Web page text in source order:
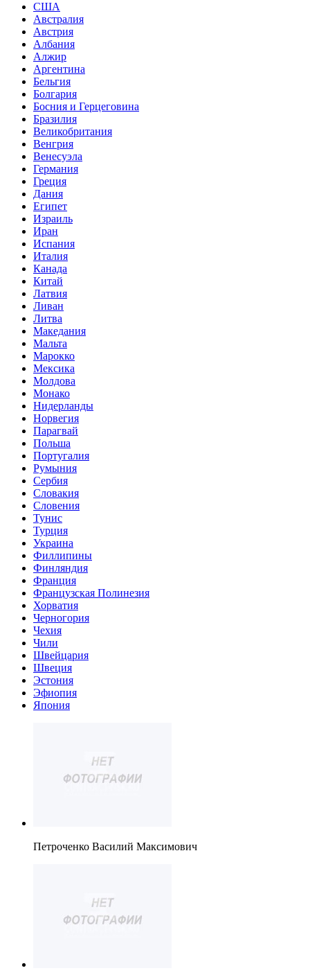
США
Австралия
Австрия
Албания
Алжир
Аргентина
Бельгия
Болгария
Босния и Герцеговина
Бразилия
Великобритания
Венгрия
Венесуэла
Германия
Греция
Дания
Египет
Израиль
Иран
Испания
Италия
Канада
Китай
Латвия
Ливан
Литва
Македания
Мальта
Марокко
Мексика
Молдова
Монако
Нидерланды
Норвегия
Парагвай
Польша
Португалия
Румыния
Сербия
Словакия
Словения
Тунис
Турция
Украина
Филлипины
Финляндия
Франция
Французская Полинезия
Хорватия
Черногория
Чехия
Чили
Швейцария
Швеция
Эстония
Эфиопия
Япония
Петроченко Василий Максимович